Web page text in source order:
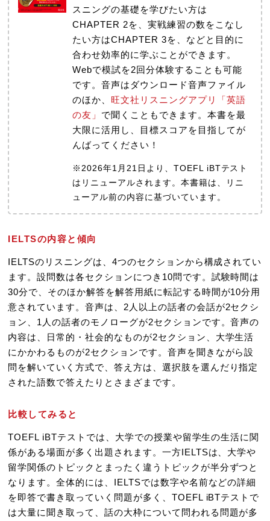
スニングの基礎を学びたい方は
CHAPTER 2を、実戦練習の数をこなし
たい方はCHAPTER 3を、などと目的に
合わせ効率的に学ぶことができます。
Webで模試を2回分体験することも可能
です。音声はダウンロード音声ファイル
のほか、 旺文社リスニングアプリ「英語
の友」 で聞くこともできます。本書を最
大限に活用し、目標スコアを目指してが
んばってください！
※2026年1月21日より、TOEFL iBTテスト
はリニューアルされます。本書籍は、リニ
ューアル前の内容に基づいています。
IELTSの内容と傾向
IELTSのリスニングは、4つのセクションから構成されてい
ます。設問数は各セクションにつき10問です。試験時間は
30分で、そのほか解答を解答用紙に転記する時間が10分用
意されています。音声は、2人以上の話者の会話が2セクシ
ョン、1人の話者のモノローグが2セクションです。音声の
内容は、日常的・社会的なものが2セクション、大学生活
にかかわるものが2セクションです。音声を聞きながら設
問を解いていく方式で、答え方は、選択肢を選んだり指定
された語数で答えたりとさまざまです。
比較してみると
TOEFL iBTテストでは、大学での授業や留学生の生活に関
係がある場面が多く出題されます。一方IELTSは、大学や
留学関係のトピックとまったく違うトピックが半分ずつと
なります。全体的には、IELTSでは数字や名前などの詳細
を即答で書き取っていく問題が多く、TOEFL iBTテストで
は大量に聞き取って、話の大枠について問われる問題が多